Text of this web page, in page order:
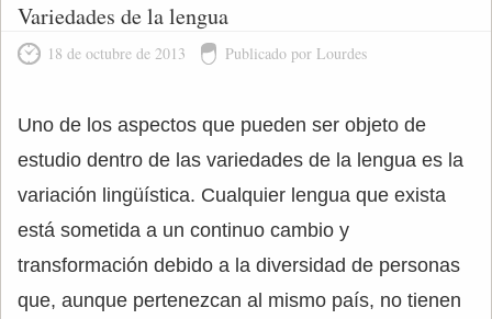
Variedades de la lengua
18 de octubre de 2013 Publicado por Lourdes
Uno de los aspectos que pueden ser objeto de
estudio dentro de las variedades de la lengua es la
variación lingüística. Cualquier lengua que exista
está sometida a un continuo cambio y
transformación debido a la diversidad de personas
que, aunque pertenezcan al mismo país, no tienen